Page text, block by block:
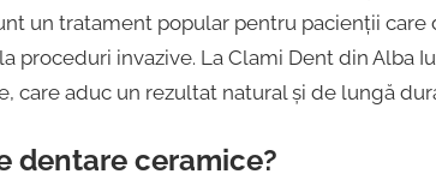
un tratament popular pentru pacienții
proceduri invazive. La Clami Dent din Alba
care aduc un rezultat natural și de lungă
dentare ceramice?